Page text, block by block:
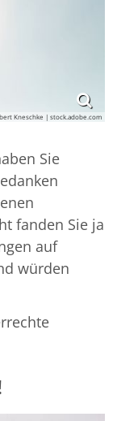
Kneschke | stock.adobe.com
Sie
fanden Sie ja
auf
würden